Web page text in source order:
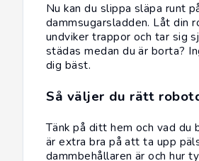
Nu kan du slippa släpa runt
dammsugarsladden. Låt din
undviker trappor och tar sig
städas medan du är borta?
dig bäst.
Så väljer du rätt
Tänk på ditt hem och vad
är extra bra på att ta upp
dammbehållaren är och hur